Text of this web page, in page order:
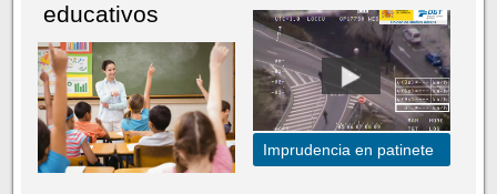
educativos
Imprudencia en patinete